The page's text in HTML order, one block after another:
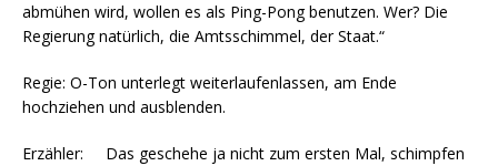
abmühen wird, wollen es als Ping-Pong benutzen. Wer? Die
Regierung natürlich, die Amtsschimmel, der Staat.“
Regie: O-Ton unterlegt weiterlaufenlassen, am Ende
hochziehen und ausblenden.
Erzähler: Das geschehe ja nicht zum ersten Mal, schimpfen